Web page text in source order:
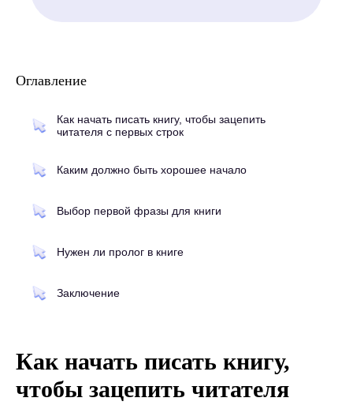
Оглавление
Как начать писать книгу, чтобы зацепить
читателя с первых строк
Каким должно быть хорошее начало
Выбор первой фразы для книги
Нужен ли пролог в книге
Заключение
Как начать писать книгу,
чтобы зацепить читателя